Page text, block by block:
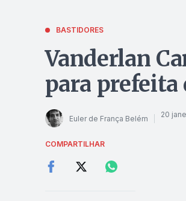
BASTIDORES
Vanderlan
para prefeita
Euler de França Belém 20
COMPARTILHAR